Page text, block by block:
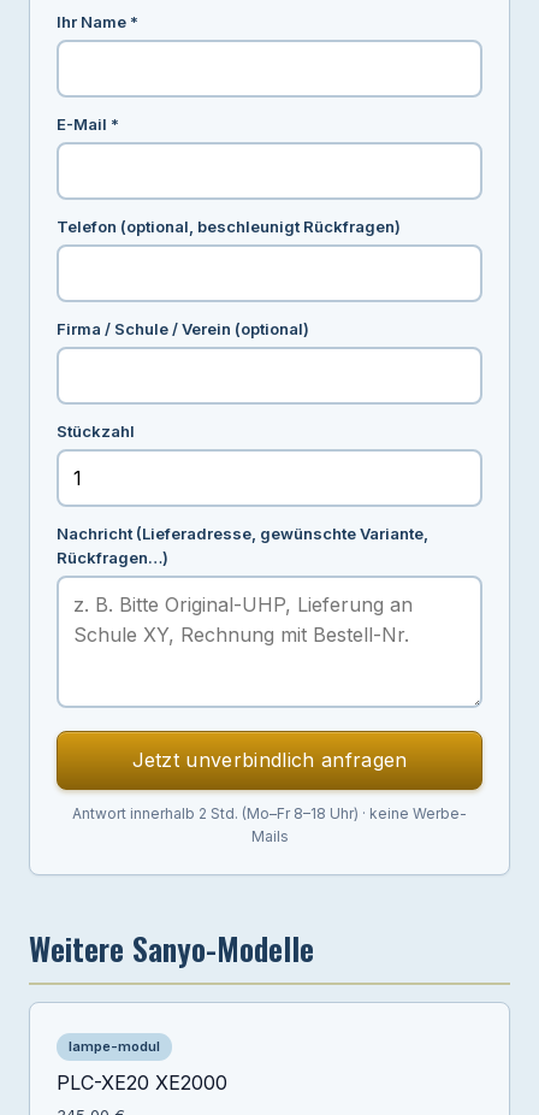
Ihr Name *
E-Mail *
Telefon (optional, beschleunigt Rückfragen)
Firma / Schule / Verein (optional)
Stückzahl
Nachricht (Lieferadresse, gewünschte Variante,
Rückfragen…)
Jetzt unverbindlich anfragen
Antwort innerhalb 2 Std. (Mo–Fr 8–18 Uhr) · keine Werbe-
Mails
Weitere Sanyo-Modelle
lampe-modul
PLC-XE20 XE2000